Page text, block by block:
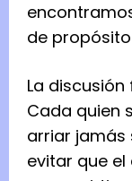
de
La
Cada quien
arriar jamás
evitar que